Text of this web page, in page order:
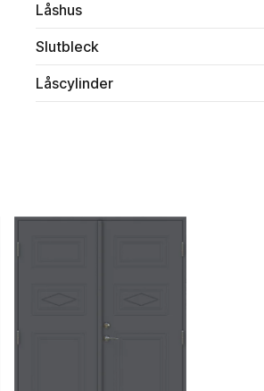
Låshus
Slutbleck
Låscylinder